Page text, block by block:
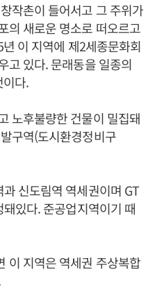
작촌이 들어서고 그 주위가
의 새로운 명소로 떠오르고
이 지역에 제2세종문화회
고 있다. 문래동을 일종의
이다.
노후불량한 건물이 밀집돼
구역(도시환경정비구
신도림역 역세권이며 GT
있다. 준공업지역이기 때
이 지역은 역세권 주상복합